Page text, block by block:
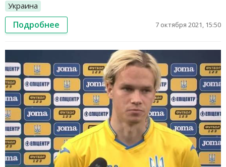
Украина
Подробнее 7 октября 2021, 15:50